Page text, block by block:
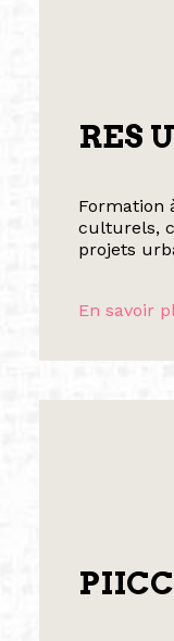
RES
Formation
culturels,
projets
En savoir
PIICC